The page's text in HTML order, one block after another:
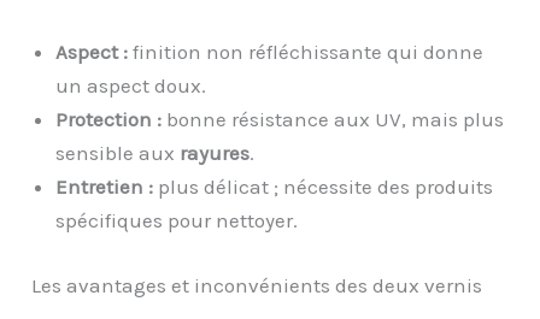
Aspect : finition non réfléchissante qui donne
un aspect doux.
Protection : bonne résistance aux UV, mais plus
sensible aux rayures.
Entretien : plus délicat ; nécessite des produits
spécifiques pour nettoyer.
Les avantages et inconvénients des deux vernis